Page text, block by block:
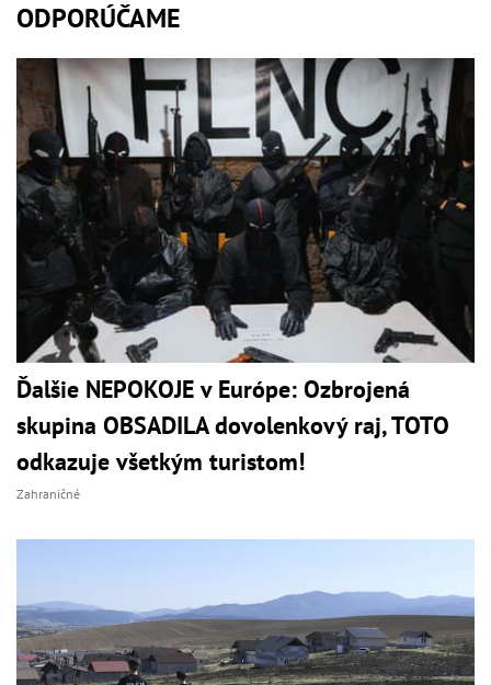
ODPORÚČAME
Ďalšie NEPOKOJE v Európe: Ozbrojená
skupina OBSADILA dovolenkový raj, TOTO
odkazuje všetkým turistom!
Zahraničné